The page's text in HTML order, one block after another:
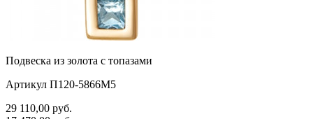
Подвеска из золота с топазами
Артикул П120-5866М5
29 110,00 руб.